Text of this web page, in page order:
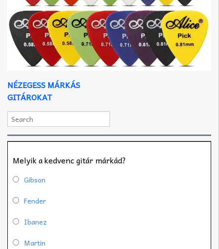
NÉZEGESS MÁRKÁS
GITÁROKAT
Melyik a kedvenc gitár márkád?
Gibson
Fender
Ibanez
Martin